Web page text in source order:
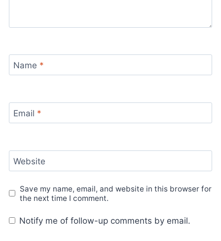
Name *
Email *
Website
Save my name, email, and website in this browser for
the next time I comment.
Notify me of follow-up comments by email.